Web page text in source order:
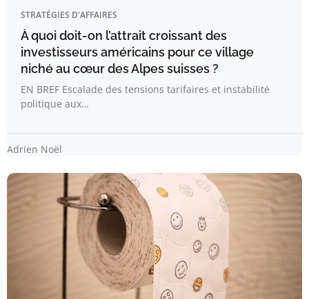
STRATÉGIES D'AFFAIRES
À quoi doit-on l’attrait croissant des
investisseurs américains pour ce village
niché au cœur des Alpes suisses ?
EN BREF Escalade des tensions tarifaires et instabilité
politique aux…
Adrien Noël